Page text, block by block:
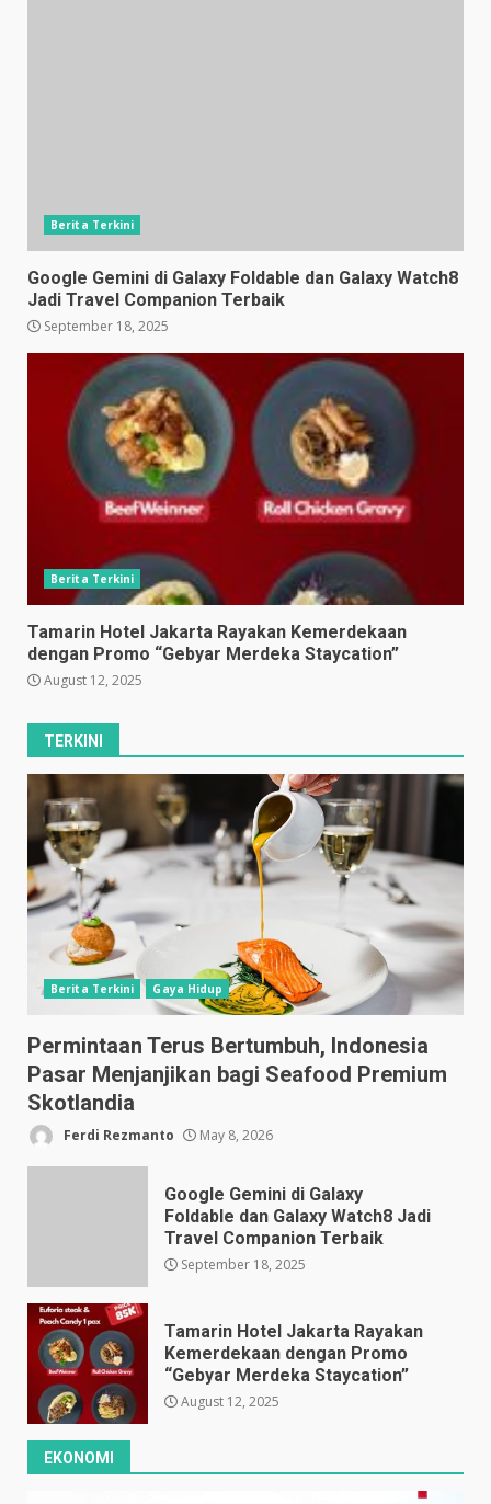
Berita Terkini
Google Gemini di Galaxy Foldable dan Galaxy Watch8
Jadi Travel Companion Terbaik
September 18, 2025
Berita Terkini
Tamarin Hotel Jakarta Rayakan Kemerdekaan
dengan Promo “Gebyar Merdeka Staycation”
August 12, 2025
TERKINI
Berita Terkini Gaya Hidup
Permintaan Terus Bertumbuh, Indonesia
Pasar Menjanjikan bagi Seafood Premium
Skotlandia
Ferdi Rezmanto May 8, 2026
Google Gemini di Galaxy
Foldable dan Galaxy Watch8 Jadi
Travel Companion Terbaik
September 18, 2025
Tamarin Hotel Jakarta Rayakan
Kemerdekaan dengan Promo
“Gebyar Merdeka Staycation”
August 12, 2025
EKONOMI